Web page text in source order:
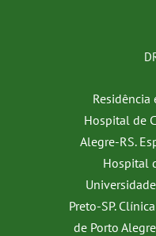
Hospital de
Alegre-RS.
Hospital
Preto-SP.
de Porto